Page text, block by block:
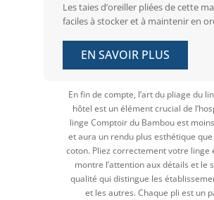
Les taies d’oreiller pliées de cette
faciles à stocker et à maintenir en
EN SAVOIR PLUS
En fin de compte, l’art du pliage du
hôtel est un élément crucial de
linge Comptoir du Bambou est
et aura un rendu plus esthétique
coton. Pliez correctement votre linge
montre l’attention aux détails et le
qualité qui distingue les
et les autres. Chaque pli est un